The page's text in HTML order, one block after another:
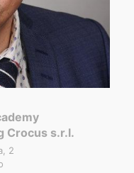
Crocus s.r.l.
2